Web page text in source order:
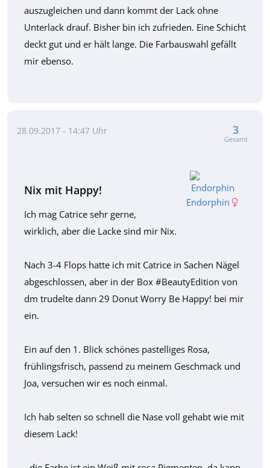
auszugleichen und dann kommt der Lack ohne
Unterlack drauf. Bisher bin ich zufrieden. Eine Schicht
deckt gut und er hält lange. Die Farbauswahl gefällt
mir ebenso.
28.09.2017 - 14:47 Uhr 3
Gesamt
Endorphin
Nix mit Happy!
Ich mag Catrice sehr gerne,
wirklich, aber die Lacke sind mir Nix.
Nach 3-4 Flops hatte ich mit Catrice in Sachen Nägel
abgeschlossen, aber in der Box #BeautyEdition von
dm trudelte dann 29 Donut Worry Be Happy! bei mir
ein.
Ein auf den 1. Blick schönes pastelliges Rosa,
frühlingsfrisch, passend zu meinem Geschmack und
Joa, versuchen wir es noch einmal.
Ich hab selten so schnell die Nase voll gehabt wie mit
diesem Lack!